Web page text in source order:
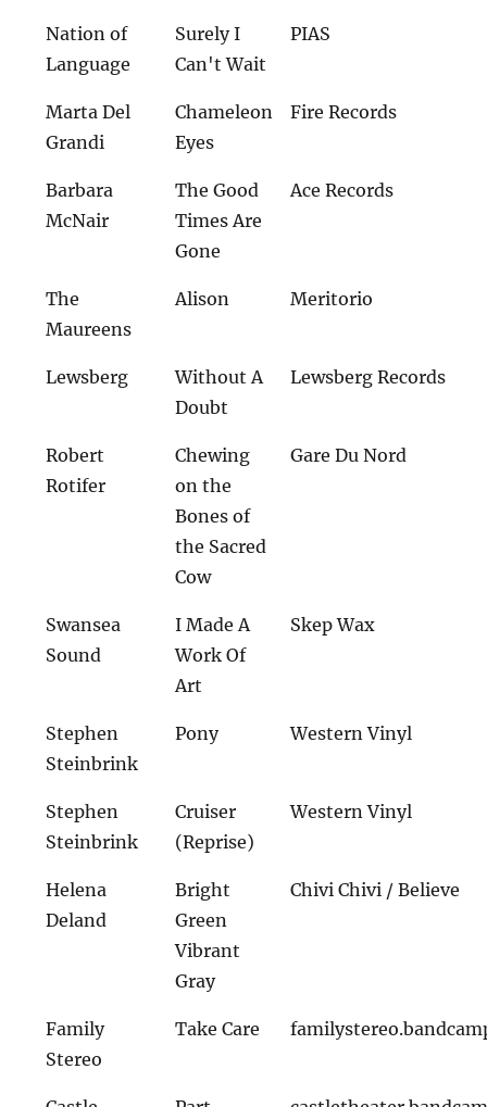
Nation of
Language
Surely I
Can't Wait
PIAS
Marta Del
Grandi
Chameleon
Eyes
Fire Records
Barbara
McNair
The Good
Times Are
Gone
Ace Records
The
Maureens
Alison Meritorio
Lewsberg
Without A
Doubt
Lewsberg Records
Robert
Rotifer
Chewing
on the
Bones of
the Sacred
Cow
Gare Du Nord
Swansea
Sound
I Made A
Work Of
Art
Skep Wax
Stephen
Steinbrink
Pony Western Vinyl
Stephen
Steinbrink
Cruiser
(Reprise)
Western Vinyl
Helena
Deland
Bright
Green
Vibrant
Gray
Chivi Chivi / Believe
Family
Stereo
Take Care